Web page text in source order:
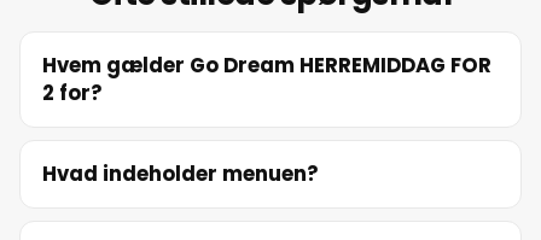
Hvem gælder Go Dream HERREMIDDAG FOR
2 for?
Hvad indeholder menuen?